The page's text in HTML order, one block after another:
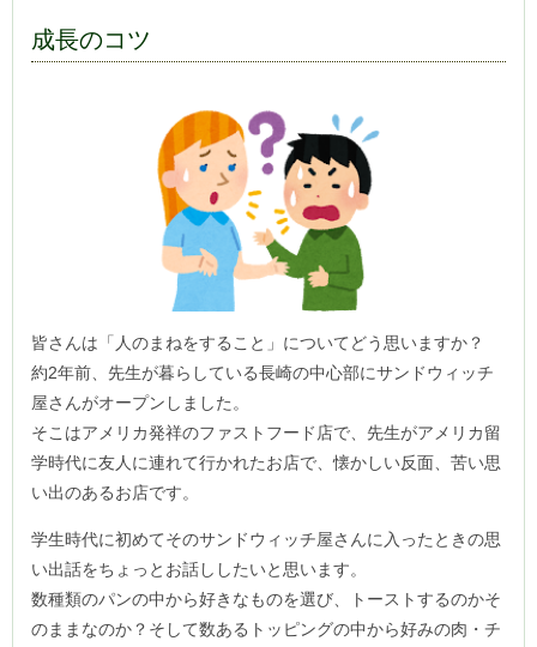
成長のコツ
皆さんは「人のまねをすること」についてどう思いますか？
約2年前、先生が暮らしている長崎の中心部にサンドウィッチ
屋さんがオープンしました。
そこはアメリカ発祥のファストフード店で、先生がアメリカ留
学時代に友人に連れて行かれたお店で、懐かしい反面、苦い思
い出のあるお店です。
学生時代に初めてそのサンドウィッチ屋さんに入ったときの思
い出話をちょっとお話ししたいと思います。
数種類のパンの中から好きなものを選び、トーストするのかそ
のままなのか？そして数あるトッピングの中から好みの肉・チ